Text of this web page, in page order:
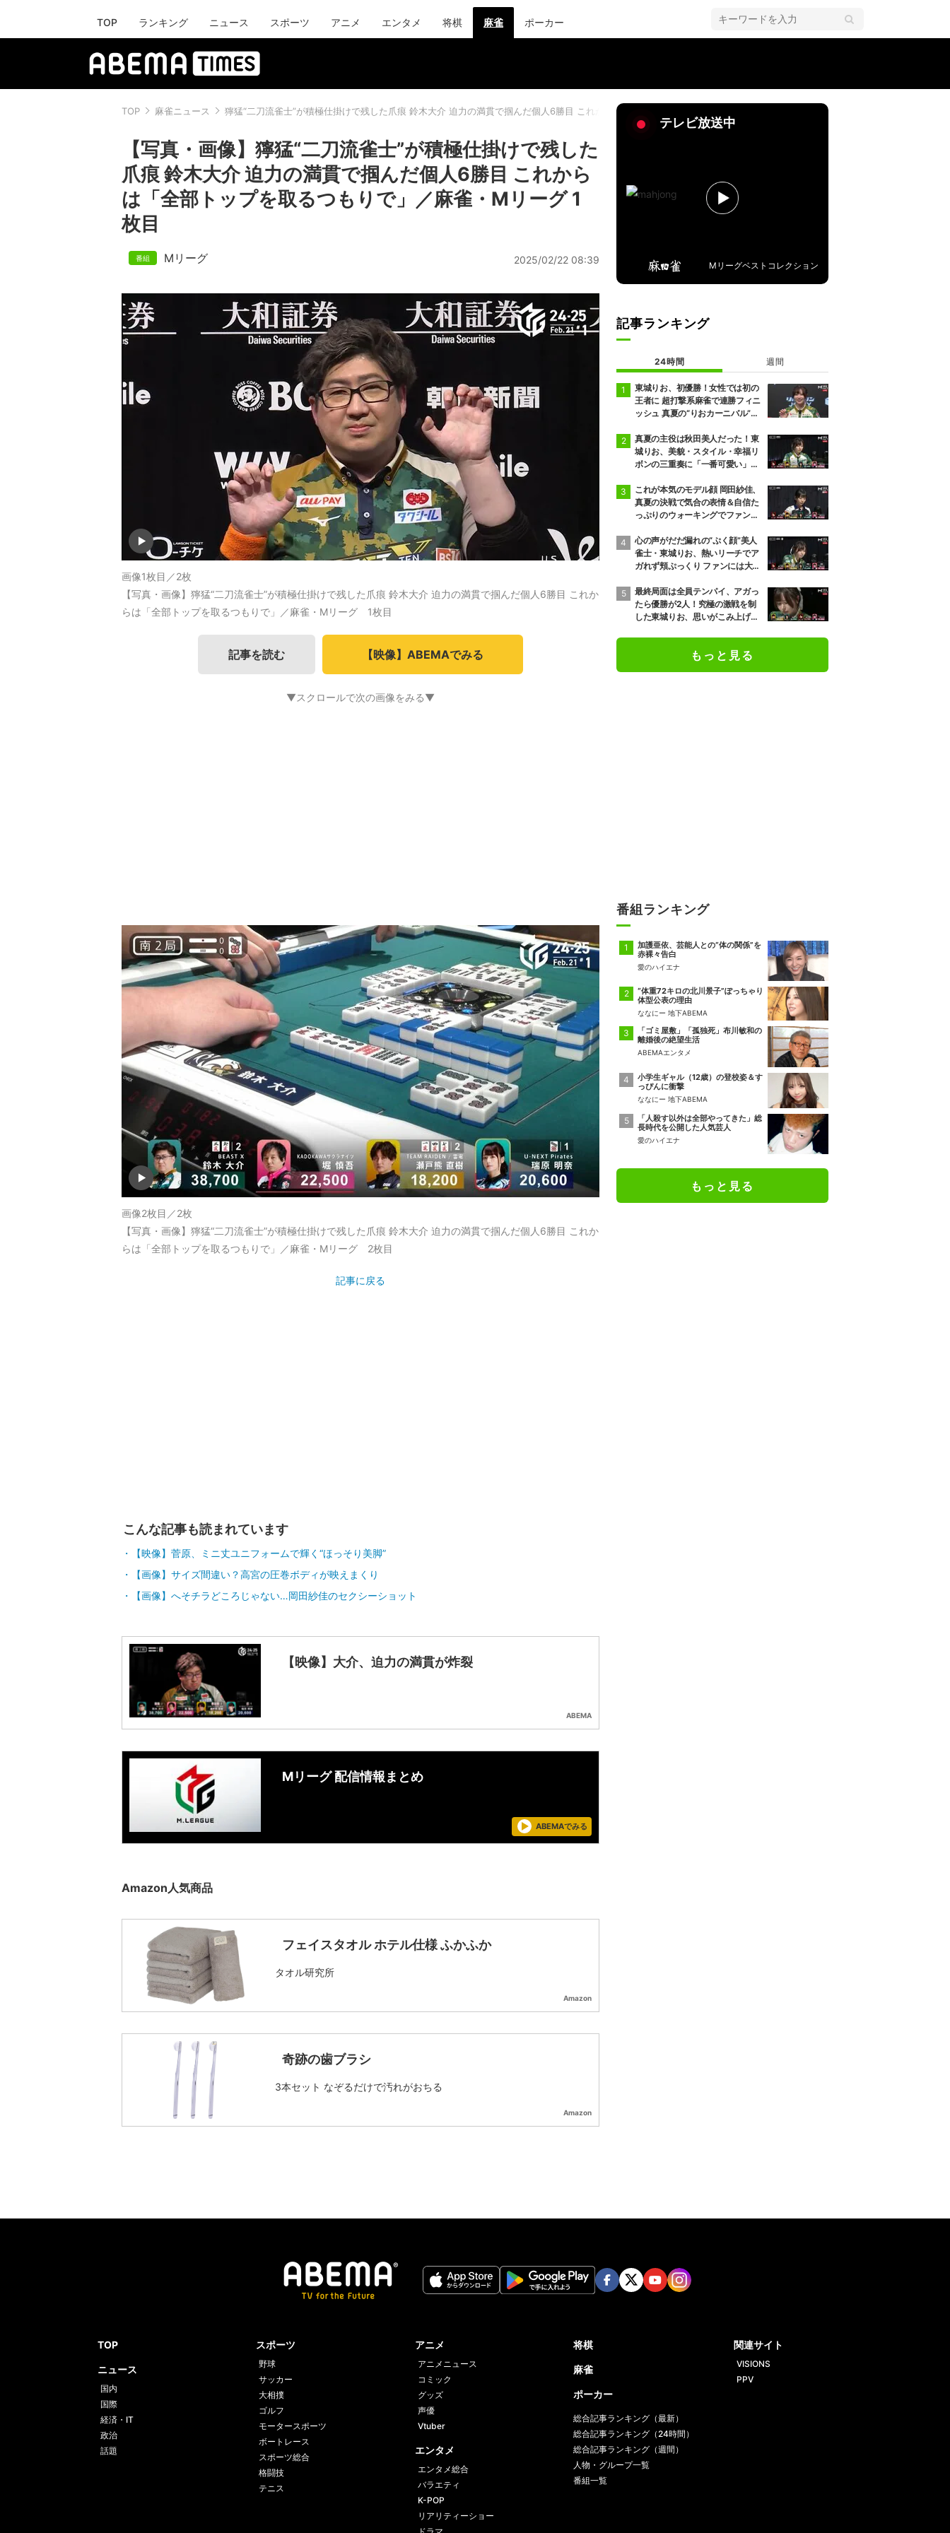
TOP ランキング ニュース スポーツ アニメ エンタメ 将棋 麻雀 ポーカー
TOP 麻雀ニュース 獰猛“二刀流雀士”が積極仕掛けで残した爪痕 鈴木大介 迫力の満貫で掴んだ個人6勝目 これからは「全部トップを取るつもりで」／麻雀・Mリーグ
【写真・画像】獰猛“二刀流雀士”が積極仕掛けで残した
爪痕 鈴木大介 迫力の満貫で掴んだ個人6勝目 これから
は「全部トップを取るつもりで」／麻雀・Mリーグ 1
枚目
Mリーグ 2025/02/22 08:39
画像1枚目／2枚
【写真・画像】獰猛“二刀流雀士”が積極仕掛けで残した爪痕 鈴木大介 迫力の満貫で掴んだ個人6勝目 これか
らは「全部トップを取るつもりで」／麻雀・Mリーグ 1枚目
記事を読む 【映像】ABEMAでみる
▼スクロールで次の画像をみる▼
画像2枚目／2枚
【写真・画像】獰猛“二刀流雀士”が積極仕掛けで残した爪痕 鈴木大介 迫力の満貫で掴んだ個人6勝目 これか
らは「全部トップを取るつもりで」／麻雀・Mリーグ 2枚目
記事に戻る
こんな記事も読まれています
【映像】菅原、ミニ丈ユニフォームで輝く“ほっそり美脚”
【画像】サイズ間違い？高宮の圧巻ボディが映えまくり
【画像】へそチラどころじゃない…岡田紗佳のセクシーショット
【映像】大介、迫力の満貫が炸裂
ABEMA
Mリーグ 配信情報まとめ
ABEMAでみる
Amazon人気商品
フェイスタオル ホテル仕様 ふかふか
タオル研究所
Amazon
奇跡の歯ブラシ
3本セット なぞるだけで汚れがおちる
Amazon
テレビ放送中
Mリーグベストコレクション
記事ランキング
24時間 週間
東城りお、初優勝！女性では初の
王者に 超打撃系麻雀で連勝フィニ
ッシュ 真夏の“りおカーニバル”が
ト
真夏の主役は秋田美人だった！東
城りお、美貌・スタイル・幸福リ
ボンの三重奏に「一番可愛い」の
これが本気のモデル顔 岡田紗佳、
真夏の決戦で気合の表情＆自信た
っぷりのウォーキングでファン魅
やろww」／麻雀・Mトーナメン
ト
心の声がだだ漏れの“ぷく顔”美人
雀士・東城りお、熱いリーチでア
ガれず頬ぷっくり ファンには大好
らない」／麻雀・Mトーナメント
最終局面は全員テンパイ、アガっ
たら優勝が2人！究極の激戦を制
した東城りお、思いがこみ上げる
もっと見る
番組ランキング
加護亜依、芸能人との“体の関係”を
赤裸々告白
愛のハイエナ
“体重72キロの北川景子”ぽっちゃり
体型公表の理由
ななにー 地下ABEMA
「ゴミ屋敷」「孤独死」布川敏和の
離婚後の絶望生活
ABEMAエンタメ
小学生ギャル（12歳）の登校姿＆す
っぴんに衝撃
ななにー 地下ABEMA
「人殺す以外は全部やってきた」総
長時代を公開した人気芸人
愛のハイエナ
もっと見る
TOP
ニュース
国内
国際
経済・IT
政治
話題
スポーツ
野球
サッカー
大相撲
ゴルフ
モータースポーツ
ボートレース
スポーツ総合
格闘技
テニス
アニメ
アニメニュース
コミック
グッズ
声優
Vtuber
エンタメ
エンタメ総合
バラエティ
K-POP
リアリティーショー
将棋
麻雀
ポーカー
総合記事ランキング（最新）
総合記事ランキング（24時間）
総合記事ランキング（週間）
人物・グループ一覧
番組一覧
関連サイト
VISIONS
PPV